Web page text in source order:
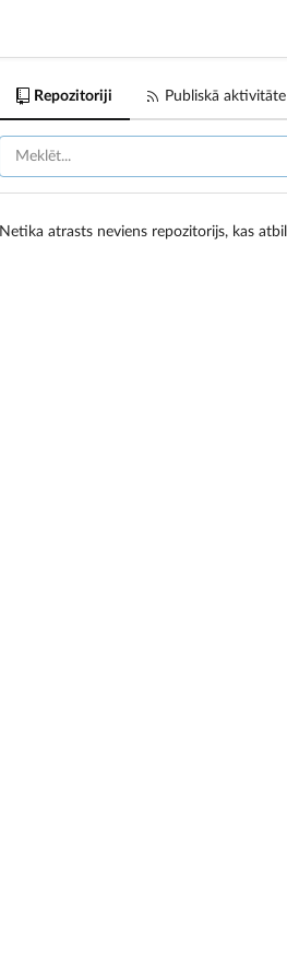
Repozitoriji Publiskā aktivitāte
Netika atrasts neviens repozitorijs, kas